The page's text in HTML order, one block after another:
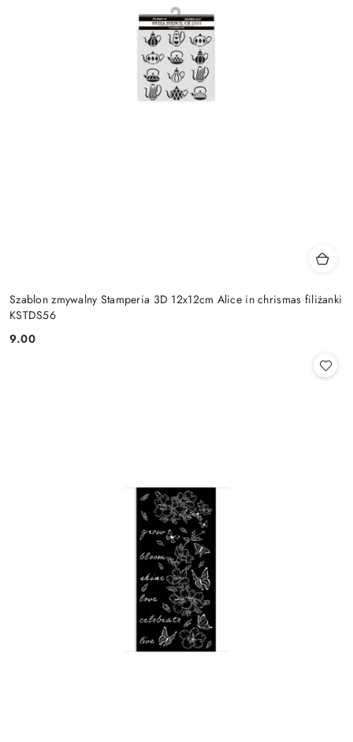
Szablon zmywalny Stamperia 3D 12x12cm Alice in chrismas filiżanki
KSTDS56
Cena:
9.00